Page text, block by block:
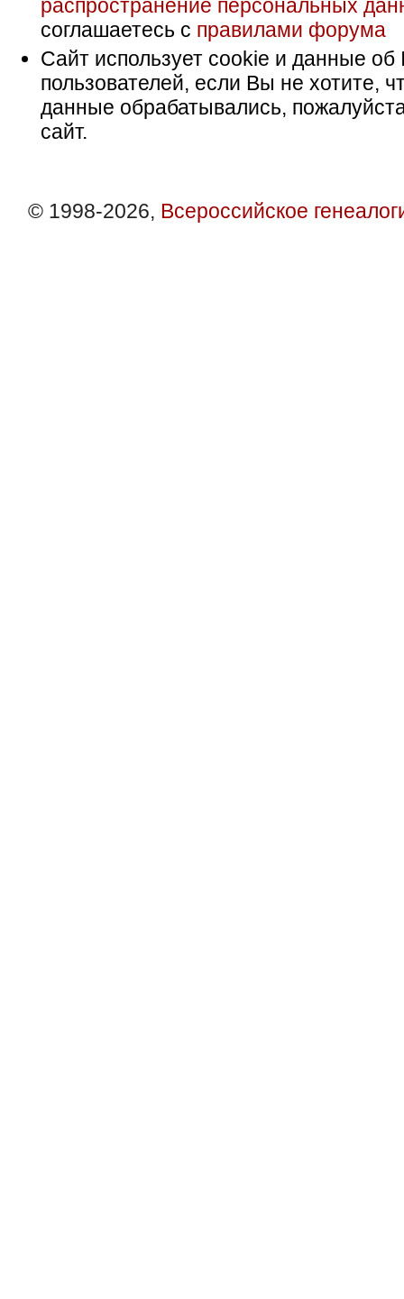
распространение персональных
соглашаетесь с правилами форума
Сайт использует cookie и данные об
пользователей, если Вы не хотите,
данные обрабатывались,
сайт.
© 1998-2026, Всероссийское